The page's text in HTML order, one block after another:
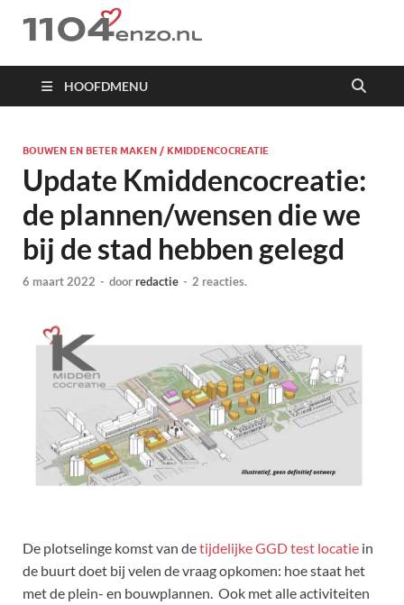
1104 en zo
HOOFDMENU
BOUWEN EN BETER MAKEN / KMIDDENCOCREATIE
Update Kmiddencocreatie:
de plannen/wensen die we
bij de stad hebben gelegd
6 maart 2022 - doorredactie - 2 reacties.
De plotselinge komst van detijdelijke GGD test locatie in
de buurt doet bij velen de vraag opkomen: hoe staat het
met de plein- en bouwplannen. Ook met alle activiteiten